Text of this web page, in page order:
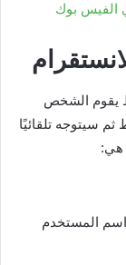
الفيس بوك
يقوم الشخص
سيتوجه تلقائيًا
هي:
المستخدم